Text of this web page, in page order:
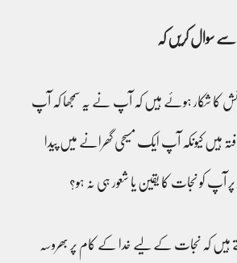
سوال کریں کہ
کا شکار ہوئے ہیں کہ آپ نے یہ سمجھا کہ آپ
کیونکہ آپ ایک مسیحی گھرانے میں پیدا
آپ کو نجات کا یقین یا شعور ہی نہ ہو؟
ہیں کہ نجات کے لیے خدا کے کام پر بھروسہ